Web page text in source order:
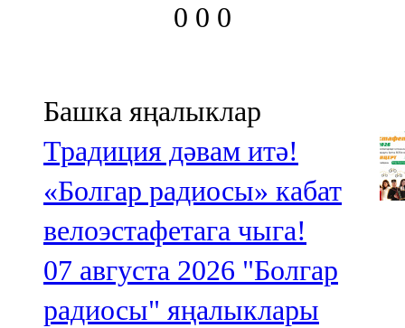
0 0 0
Башка яңалыклар
Традиция дәвам итә!
«Болгар радиосы» кабат
велоэстафетага чыга!
07 августа 2026 "Болгар
радиосы" яңалыклары